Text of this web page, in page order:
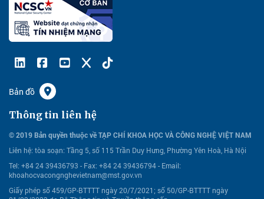
Bản đồ
Thông tin liên hệ
© 2019 Bản quyền thuộc về TẠP CHÍ KHOA HỌC VÀ CÔNG NGHỆ VIỆT NAM
Liên hệ: tòa soạn: Tầng 5, số 115 Trần Duy Hưng, Phường Yên Hoà, Hà Nội
Tel: +84 24 39436793 - Fax: +84 24 39436794 - Email:
khoahocvacongnghevietnam@mst.gov.vn
Giấy phép số 459/GP-BTTTT ngày 20/7/2021; số 50/GP-BTTTT ngày